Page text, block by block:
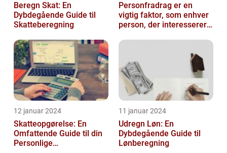
Beregn Skat: En
Dybdegående Guide til
Skatteberegning
Personfradrag er en
vigtig faktor, som enhver
person, der interesserer
personlig ...
12 januar 2024
Skatteopgørelse: En
Omfattende Guide til din
Personlige
11 januar 2024
Udregn Løn: En
Dybdegående Guide til
Lønberegning